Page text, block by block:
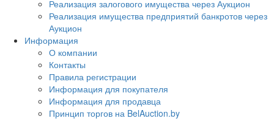
Реализация залогового имущества через Аукцион
Реализация имущества предприятий банкротов через
Аукцион
Информация
О компании
Контакты
Правила регистрации
Информация для покупателя
Информация для продавца
Принцип торгов на BelAuction.by